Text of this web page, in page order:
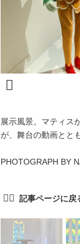
展示風景。マティス
が、舞台の動画と
PHOTOGRAPH BY